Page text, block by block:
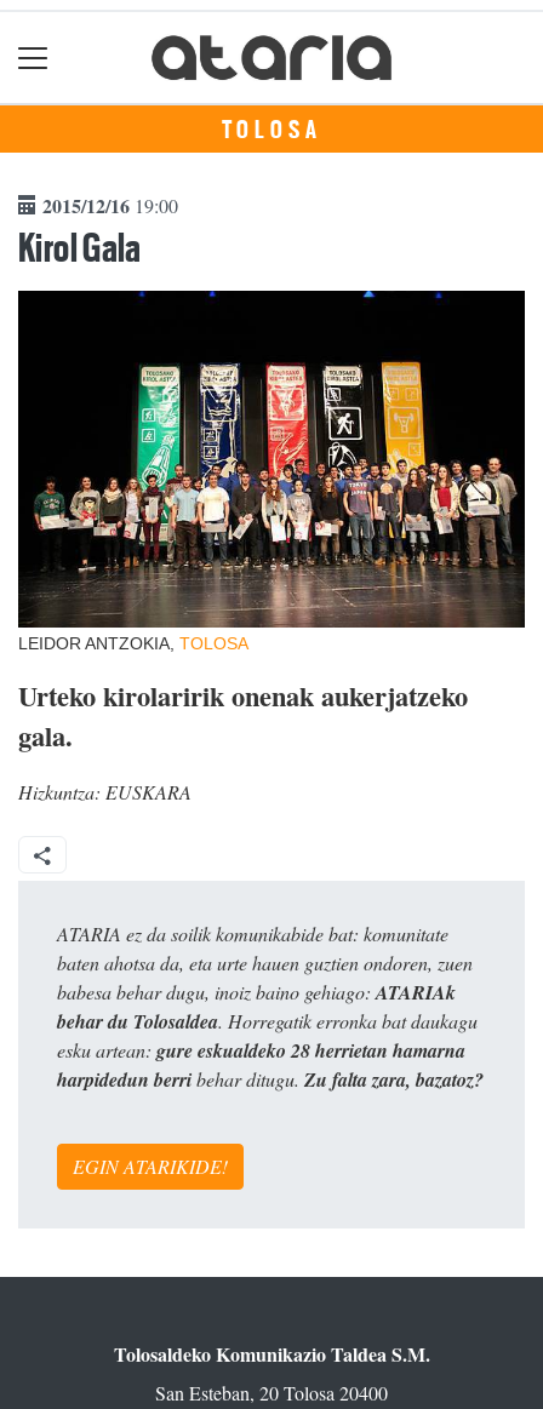
TOLOSA
2015/12/16 19:00
Kirol Gala
LEIDOR ANTZOKIA, TOLOSA
Urteko kirolaririk onenak aukerjatzeko
gala.
Hizkuntza: EUSKARA
ATARIA ez da soilik komunikabide bat: komunitate
baten ahotsa da, eta urte hauen guztien ondoren, zuen
babesa behar dugu, inoiz baino gehiago: ATARIAk
behar du Tolosaldea. Horregatik erronka bat daukagu
esku artean: gure eskualdeko 28 herrietan hamarna
harpidedun berribehar ditugu. Zu falta zara, bazatoz?
EGIN ATARIKIDE!
Tolosaldeko Komunikazio Taldea S.M.
San Esteban, 20 Tolosa 20400